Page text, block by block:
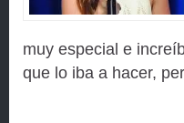
muy especial e
que lo iba a hacer,